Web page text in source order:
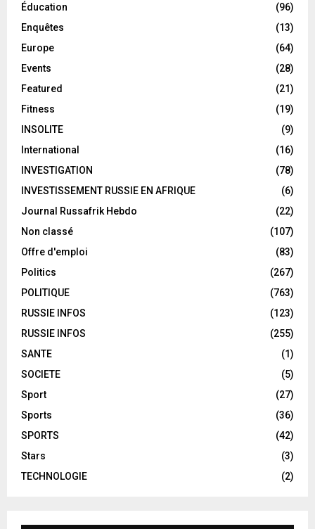
Éducation
(96)
Enquêtes
(13)
Europe
(64)
Events
(28)
Featured
(21)
Fitness
(19)
INSOLITE
(9)
International
(16)
INVESTIGATION
(78)
INVESTISSEMENT RUSSIE EN AFRIQUE
(6)
Journal Russafrik Hebdo
(22)
Non classé
(107)
Offre d'emploi
(83)
Politics
(267)
POLITIQUE
(763)
RUSSIE INFOS
(123)
RUSSIE INFOS
(255)
SANTE
(1)
SOCIETE
(5)
Sport
(27)
Sports
(36)
SPORTS
(42)
Stars
(3)
TECHNOLOGIE
(2)